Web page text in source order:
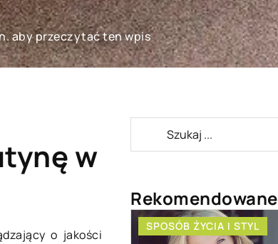
aby przeczytać ten wpis
w
o jakości
Rekomendowane
SPOSÓB ŻYCIA I STYL